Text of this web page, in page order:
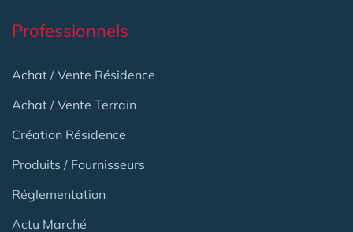
Professionnels
Achat / Vente Résidence
Achat / Vente Terrain
Création Résidence
Produits / Fournisseurs
Réglementation
Actu Marché